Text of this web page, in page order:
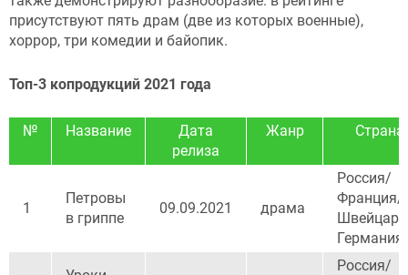
присутствуют пять драм (две из которых военные),
хоррор, три комедии и байопик.
Топ-3 копродукций 2021 года
№ Название
Дата
релиза
Жанр Страна
1
Петровы
в гриппе
09.09.2021 драма
Россия/
Франция/
Германия
Россия/